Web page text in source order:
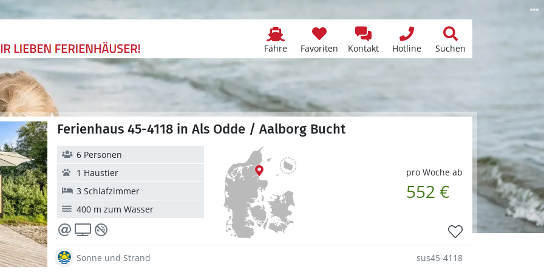
Fähre Favoriten Kontakt Hotline Suchen
Ferienhaus 45-4118 in Als Odde / Aalborg Bucht
pro Woche ab
552 €
6 Personen
1 Haustier
3 Schlafzimmer
400 m zum Wasser
Sonne und Strand sus45-4118